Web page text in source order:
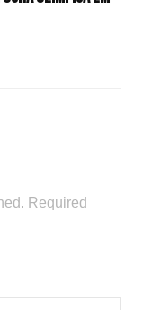
Required